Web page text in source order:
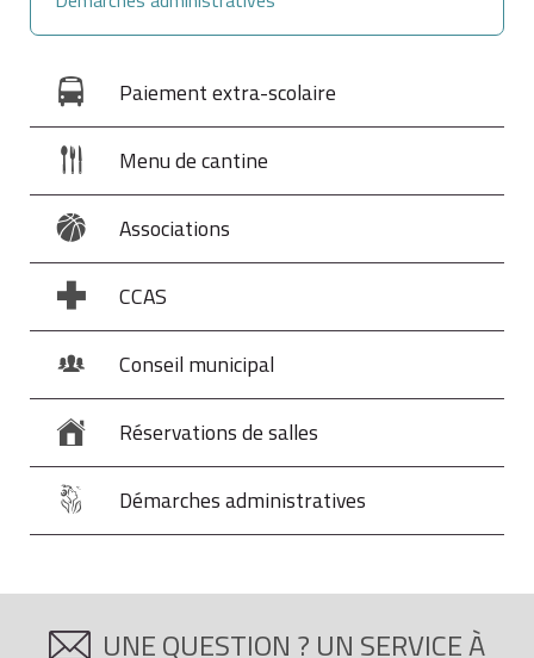
Paiement extra-scolaire
Menu de cantine
Associations
CCAS
Conseil municipal
Réservations de salles
Démarches administratives
UNE QUESTION ? UN SERVICE À